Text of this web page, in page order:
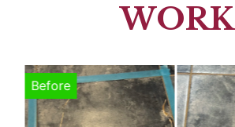
WORK
Before